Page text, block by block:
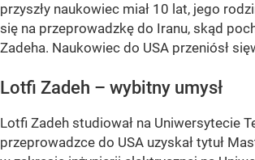
przyszły naukowiec miał 10 lat, jego
się na przeprowadzkę do Iranu, skąd
Zadeha. Naukowiec do USA przeniósł
Lotfi Zadeh – wybitny umysł
Lotfi Zadeh studiował na Uniwersytecie
przeprowadzce do USA uzyskał tytuł